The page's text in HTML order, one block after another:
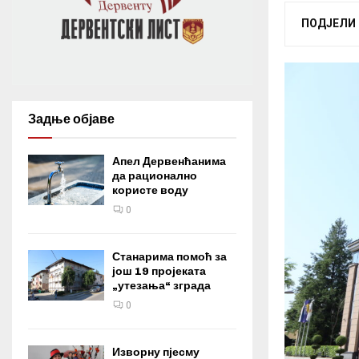
ПОДЈЕЛИ
Задње објаве
Апел Дервенћанима
да рационално
користе воду
0
Станарима помоћ за
још 19 пројеката
„утезања“ зграда
0
Изворну пјесму